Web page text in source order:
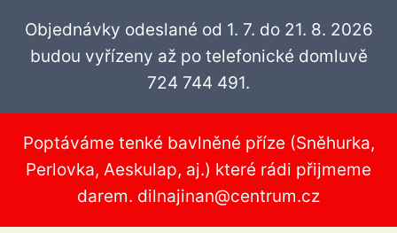
obsah
Objednávky odeslané od 1. 7. do 21. 8. 2026
budou vyřízeny až po telefonické domluvě
724 744 491.
Poptáváme tenké bavlněné příze (Sněhurka,
Perlovka, Aeskulap, aj.) které rádi přijmeme
darem. dilnajinan@centrum.cz